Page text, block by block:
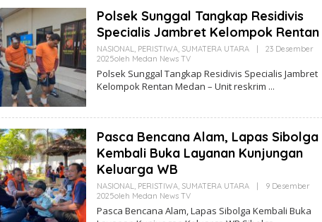
Polsek Sunggal Tangkap Residivis
Specialis Jambret Kelompok Rentan
NASIONAL PERISTIWA SUMATERA UTARA |
23 Desember
2025Oleh Medan News TV
Polsek Sunggal Tangkap Residivis Specialis Jambret
Kelompok Rentan Medan – Unit reskrim
Pasca Bencana Alam, Lapas Sibolga
Kembali Buka Layanan Kunjungan
Keluarga WB
NASIONAL PERISTIWA SUMATERA UTARA |
9 Desember
2025Oleh Medan News TV
Pasca Bencana Alam, Lapas Sibolga Kembali Buka